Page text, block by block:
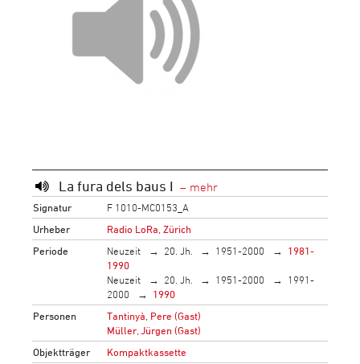
La fura dels baus I
Signatur
F 1010-MC0153_A
Urheber
Radio LoRa, Zürich
Periode
Neuzeit 20. Jh. 1951-2000
1981-
1990
Neuzeit
20. Jh. 1951-2000
1991-
2000
1990
Personen
Tantinyà, Pere (Gast)
Müller, Jürgen (Gast)
Objektträger
Kompaktkassette